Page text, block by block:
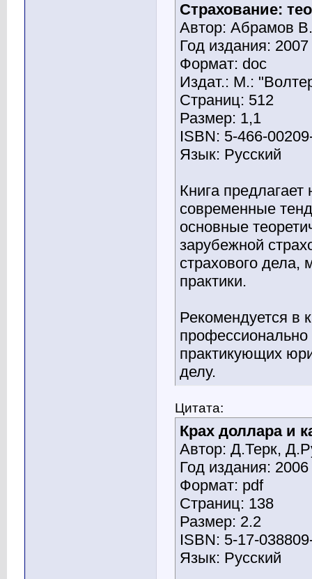
Страхование:
Автор: Абрамов
Год издания: 2007
Формат: doc
Издат.: М.:
Страниц: 512
Размер: 1,1
ISBN: 5-466-
Язык: Русский
Книга
современные
основные
зарубежной
страхового дела,
практики.
Рекомендуется в
практикующих
делу.
Цитата:
Крах доллара и
Автор: Д.Терк,
Год издания: 2006
Формат: pdf
Страниц: 138
Размер: 2.2
ISBN: 5-17-
Язык: Русский